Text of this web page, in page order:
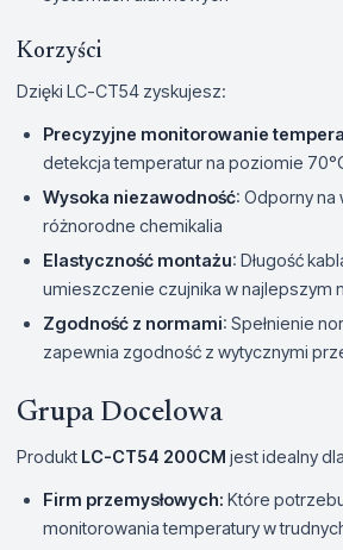
Korzyści
Dzięki LC-CT54 zyskujesz:
Precyzyjne monitorowanie
detekcja temperatur na poziomie
Wysoka niezawodność: Odporny na
różnorodne chemikalia
Elastyczność montażu: Długość
umieszczenie czujnika w najlepszym
Zgodność z normami: Spełnienie
zapewnia zgodność z wytycznymi
Grupa Docelowa
Produkt LC-CT54 200CM jest idealny
Firm przemysłowych: Które
monitorowania temperatury w